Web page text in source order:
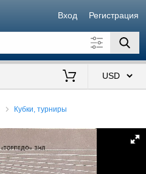
Вход Регистрация
Кубки, турниры